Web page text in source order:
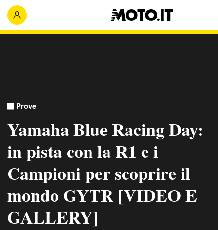
Prove
Yamaha Blue Racing Day:
in pista con la R1 e i
Campioni per scoprire il
mondo GYTR [VIDEO E
GALLERY]